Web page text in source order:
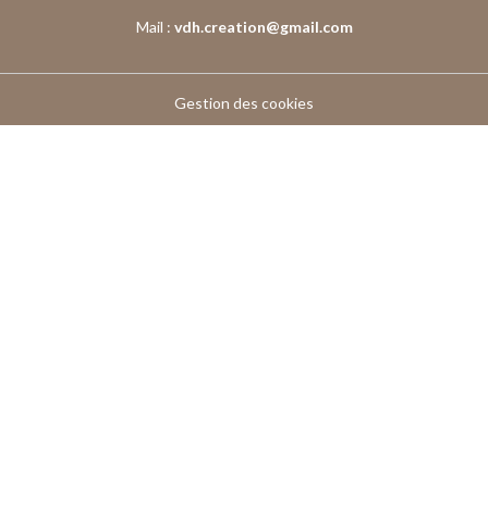
Mail : vdh.creation@gmail.com
Gestion des cookies